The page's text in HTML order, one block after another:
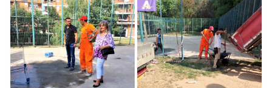
Uređenje
Međublokovskog
Zelenila i Sportskih
Terena u Mirijevu
Uređenje
Međublokovskog
Zelenila i Sportskih
Terena Mirijevo